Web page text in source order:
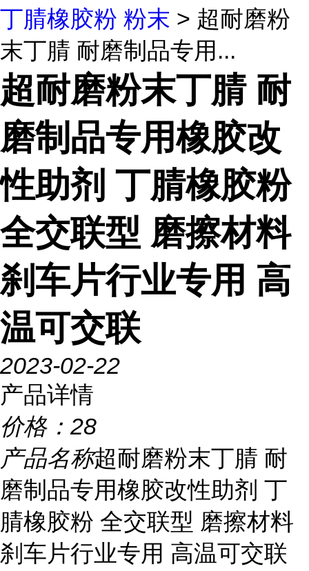
丁腈橡胶粉 粉末 > 超耐磨粉
末丁腈 耐磨制品专用...
超耐磨粉末丁腈 耐
磨制品专用橡胶改
性助剂 丁腈橡胶粉
全交联型 磨擦材料
刹车片行业专用 高
温可交联
2023-02-22
产品详情
价格： 28
产品名称超耐磨粉末丁腈 耐
磨制品专用橡胶改性助剂 丁
腈橡胶粉 全交联型 磨擦材料
刹车片行业专用 高温可交联